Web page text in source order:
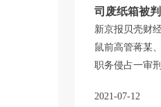
司废纸箱被
新京报贝壳财
鼠前高管蒋某
职务侵占一审
利用其职务便
2021-07-12